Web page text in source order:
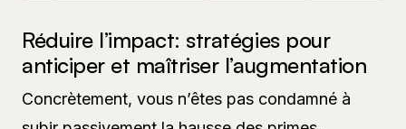
Réduire l’impact: stratégies pour
anticiper et maîtriser l’augmentation
Concrètement, vous n’êtes pas condamné à